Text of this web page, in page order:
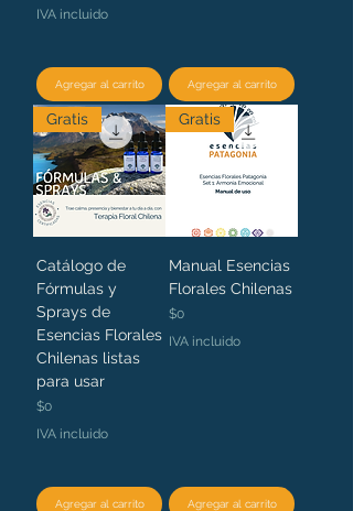
IVA incluido
Agregar al carrito Agregar al carrito
Gratis
Catálogo de
Fórmulas y
Sprays de
Esencias Florales
Chilenas listas
para usar
Precio
$0
IVA incluido
Agregar al carrito
Gratis
Manual Esencias
Florales Chilenas
Precio
$0
IVA incluido
Agregar al carrito